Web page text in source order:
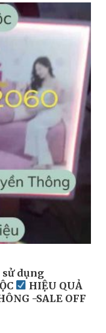
sử dụng
HIỆU QUẢ
-SALE OFF